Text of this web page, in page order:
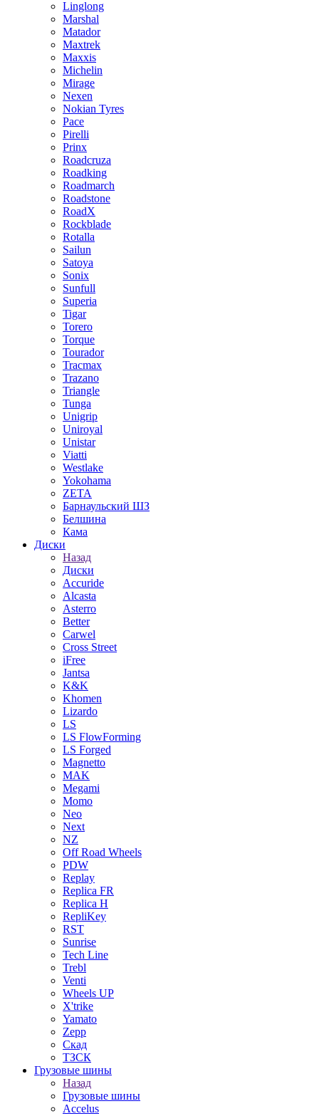
Linglong
Marshal
Matador
Maxtrek
Maxxis
Michelin
Mirage
Nexen
Nokian Tyres
Pace
Pirelli
Prinx
Roadcruza
Roadking
Roadmarch
Roadstone
RoadX
Rockblade
Rotalla
Sailun
Satoya
Sonix
Sunfull
Superia
Tigar
Torero
Torque
Tourador
Tracmax
Trazano
Triangle
Tunga
Unigrip
Uniroyal
Unistar
Viatti
Westlake
Yokohama
ZETA
Барнаульский ШЗ
Белшина
Кама
Диски
Назад
Диски
Accuride
Alcasta
Asterro
Better
Carwel
Cross Street
iFree
Jantsa
K&K
Khomen
Lizardo
LS
LS FlowForming
LS Forged
Magnetto
MAK
Megami
Momo
Neo
Next
NZ
Off Road Wheels
PDW
Replay
Replica FR
Replica H
RepliKey
RST
Sunrise
Tech Line
Trebl
Venti
Wheels UP
X'trike
Yamato
Zepp
Скад
ТЗСК
Грузовые шины
Назад
Грузовые шины
Accelus